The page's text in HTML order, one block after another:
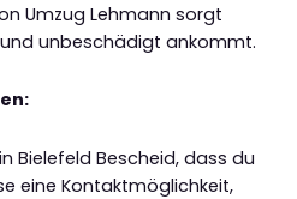
Umzug Lehmann sorgt
unbeschädigt ankommt.
Bielefeld Bescheid, dass du
eine Kontaktmöglichkeit,